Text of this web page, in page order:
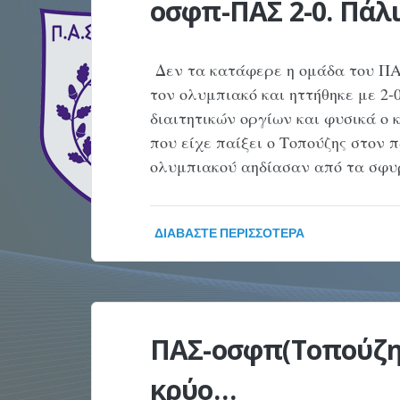
οσφπ-ΠΑΣ 2-0.
Δεν τα κατάφερε η ομάδα του
τον ολυμπιακό και ηττήθηκε με
διαιτητικών οργίων και φυσικά
που είχε παίξει ο Τοπούζης
ολυμπιακού αηδίασαν από τα
ΔΙΑΒΆΣΤΕ ΠΕΡΙΣΣΌΤΕΡΑ
ΠΑΣ-
κρύο…